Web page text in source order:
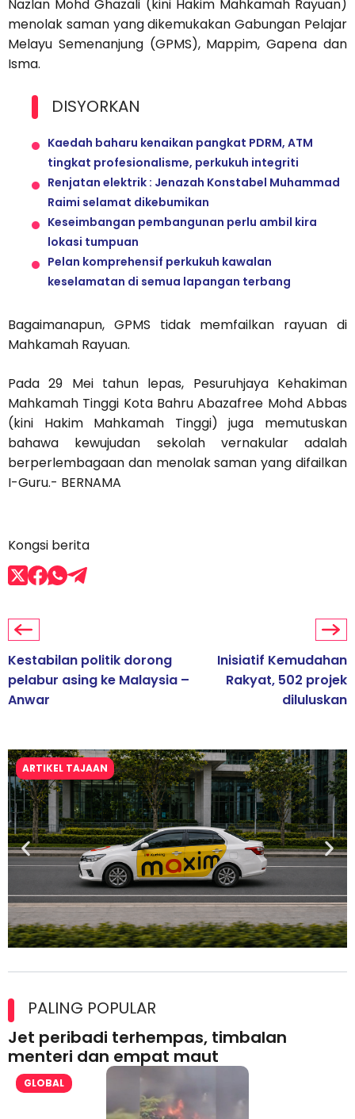
Nazlan Mohd Ghazali (kini Hakim Mahkamah Rayuan)
menolak saman yang dikemukakan Gabungan Pelajar
Melayu Semenanjung (GPMS), Mappim, Gapena dan
Isma.
DISYORKAN
Kaedah baharu kenaikan pangkat PDRM, ATM
tingkat profesionalisme, perkukuh integriti
Renjatan elektrik : Jenazah Konstabel Muhammad
Raimi selamat dikebumikan
Keseimbangan pembangunan perlu ambil kira
lokasi tumpuan
Pelan komprehensif perkukuh kawalan
keselamatan di semua lapangan terbang
Bagaimanapun, GPMS tidak memfailkan rayuan di
Mahkamah Rayuan.
Pada 29 Mei tahun lepas, Pesuruhjaya Kehakiman
Mahkamah Tinggi Kota Bahru Abazafree Mohd Abbas
(kini Hakim Mahkamah Tinggi) juga memutuskan
bahawa kewujudan sekolah vernakular adalah
berperlembagaan dan menolak saman yang difailkan
I-Guru.- BERNAMA
Kongsi berita
Kestabilan politik dorong
pelabur asing ke Malaysia –
Anwar
Inisiatif Kemudahan
Rakyat, 502 projek
diluluskan
ARTIKEL TAJAAN
lesen separuh pertama 2026
PALING POPULAR
Jet peribadi terhempas, timbalan
menteri dan empat maut
GLOBAL